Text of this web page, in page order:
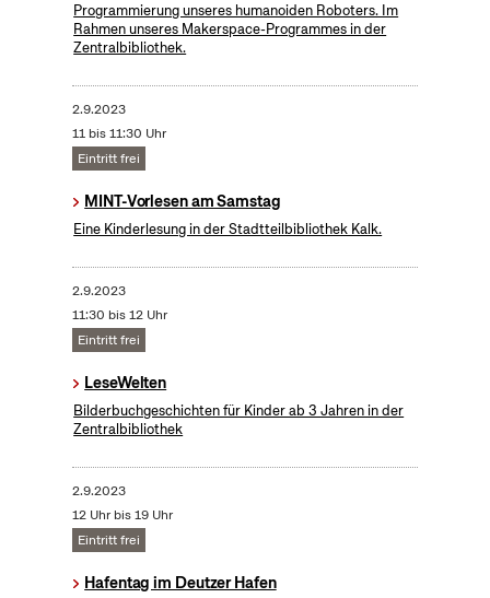
Programmierung unseres humanoiden Roboters. Im
Rahmen unseres Makerspace-Programmes in der
Zentralbibliothek.
2.9.2023
11 bis 11:30 Uhr
Eintritt frei
MINT-Vorlesen am Samstag
Eine Kinderlesung in der Stadtteilbibliothek Kalk.
2.9.2023
11:30 bis 12 Uhr
Eintritt frei
LeseWelten
Bilderbuchgeschichten für Kinder ab 3 Jahren in der
Zentralbibliothek
2.9.2023
12 Uhr bis 19 Uhr
Eintritt frei
Hafentag im Deutzer Hafen